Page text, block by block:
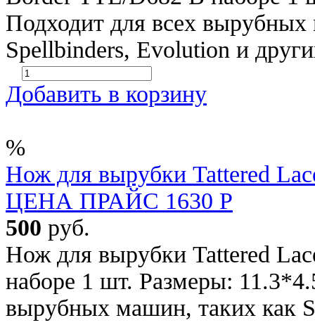
Подходит для всех
Spellbinders, Evolution и
Добавить в корзину
%
Нож для вырубки Tattered
ЦЕНА ПРАЙС 1630 Р
500 руб.
Нож для вырубки Tattered
наборе 1 шт. Размеры:
вырубных машин, таких как